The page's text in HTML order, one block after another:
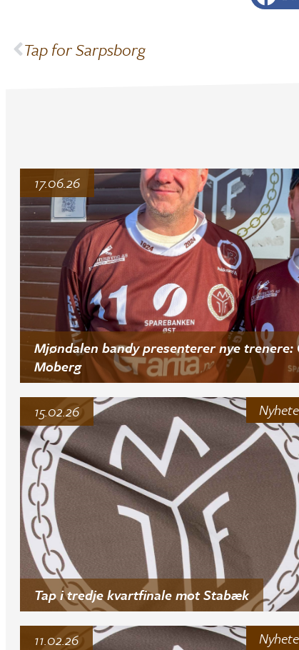
Tap for Sarpsborg
Mjøndalen bandy presenterer nye trenere:
Moberg
17.06.26
Tap i tredje kvartfinale mot Stabæk
15.02.26
11.02.26